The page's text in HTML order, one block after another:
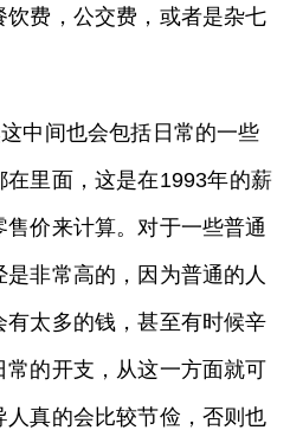
费，公交费，或者是杂七
中间也会包括日常的一些
里面，这是在1993年的薪
价来计算。对于一些普通
非常高的，因为普通的人
太多的钱，甚至有时候辛
的开支，从这一方面就可
真的会比较节俭，否则也